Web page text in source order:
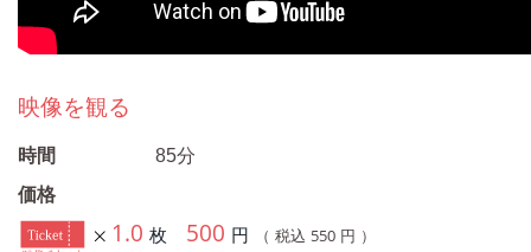
映像を観る
時間
85分
価格
1.0 枚 500 円 （ 税込 550 円 ）